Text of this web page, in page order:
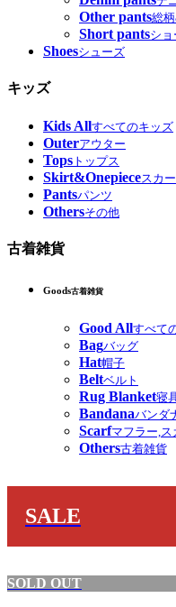
Other pants総
Short pantsシ
Shoesシューズ
キッズ
Kids Allすべてのキッズ
Outerアウター
Tops トップス
Skirt&Onepieceスカ
Pantsパンツ
Othersその他
古着雑貨
Goods古着雑貨
Good Allすべて
Bagバッグ
Hat帽子
Beltベルト
Rug Blanket寝
Bandanaバンダ
Scarfマフラー,ス
Others古着雑貨
SALE
SOLD OUT